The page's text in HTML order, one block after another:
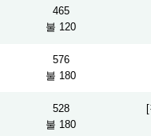
465
불 120
576
불 180
528
불 180